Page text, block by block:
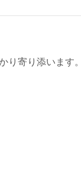
り寄り添います。